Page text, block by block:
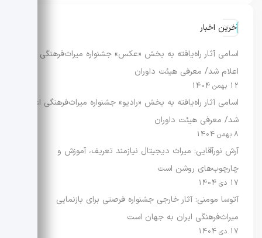
آخرین اخبار
اسامی آثار راه‌یافته به بخش «عکس» جشنواره میراث‌فرهنگی
اعلام شد/ معرفی هیئت داوران
12 بهمن 1404
اسامی آثار راه‌یافته به بخش «رادیو» جشنواره میراث‌فرهنگی اعلام
شد/ معرفی هیئت داوران
8 بهمن 1404
آرش نورآقایی: میراث دیجیتال نیازمند تعریف، آموزش و
چارچوب‌های روشن است
17 دی 1404
آتوسا مومنی: آثار خارجی جشنواره فرصتی برای بازنمایی
میراث‌فرهنگی ایران به جهان است
17 دی 1404